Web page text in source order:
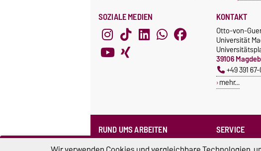
SOZIALE MEDIEN KONTAKT
Otto-von-
Universität
39106
+49 391 67-
mehr…
RUND UMS ARBEITEN
Formularpool
SERVICE